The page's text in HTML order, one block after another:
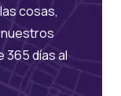
cosas,
365 días al